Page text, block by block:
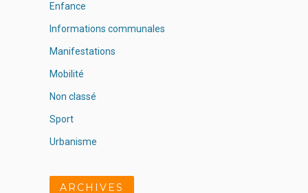
Enfance
Informations communales
Manifestations
Mobilité
Non classé
Sport
Urbanisme
ARCHIVES